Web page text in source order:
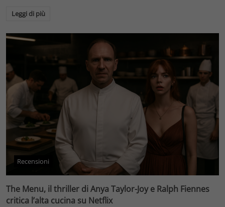
Leggi di più
Recensioni
The Menu, il thriller di Anya Taylor-Joy e Ralph Fiennes
critica l’alta cucina su Netflix